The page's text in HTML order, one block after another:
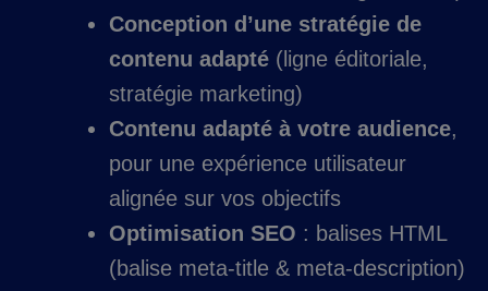
Conception d’une stratégie de
contenu adapté (ligne éditoriale,
stratégie marketing)
Contenu adapté à votre audience,
pour une expérience utilisateur
alignée sur vos objectifs
Optimisation SEO : balises HTML
(balise meta-title & meta-description)